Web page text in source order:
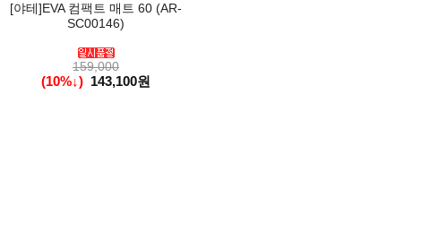
[야테]EVA 컴팩트 매트 60 (AR-
SC00146)
159,000
(10%↓) 143,100원